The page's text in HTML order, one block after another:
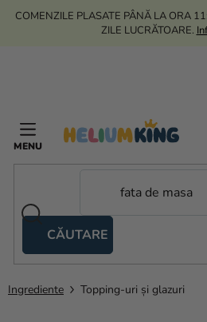
TreciCOMENZILE PLASATE PÂNĂ LA ORA
ZILE LUCRĂTOARE.
CĂUTARE
tip
foarfecă
Ingrediente Topping-uri și glazuri